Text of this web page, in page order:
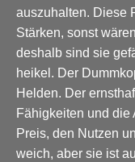
auszuhalten. Diese
Stärken, sonst
deshalb sind sie
heikel. Der
Helden. Der
Fähigkeiten und die
Preis, den Nutzen
weich, aber sie ist